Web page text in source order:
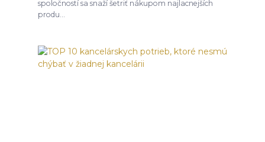
spoločností sa snaží šetriť nákupom najlacnejších
produ...